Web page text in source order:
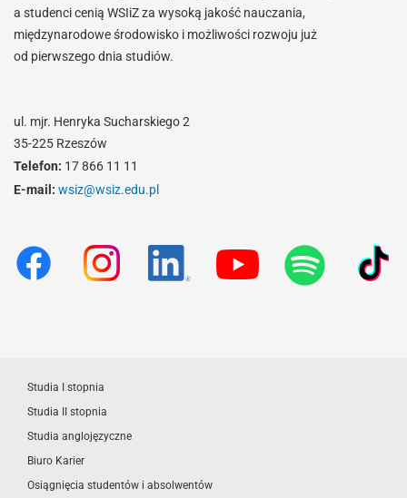
a studenci cenią WSIiZ za wysoką jakość nauczania,
międzynarodowe środowisko i możliwości rozwoju już
od pierwszego dnia studiów.
ul. mjr. Henryka Sucharskiego 2
35-225 Rzeszów
Telefon: 17 866 11 11
E-mail: wsiz@wsiz.edu.pl
Studia I stopnia
Studia II stopnia
Studia anglojęzyczne
Biuro Karier
Osiągnięcia studentów i absolwentów